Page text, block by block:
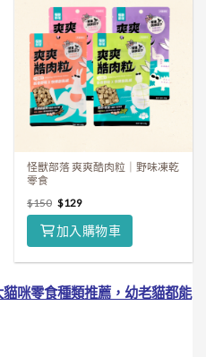
怪獸部落 爽爽酷肉粒｜野味凍乾
零食
$150 $129
加入購物車
咪零食種類推薦，幼老貓都能